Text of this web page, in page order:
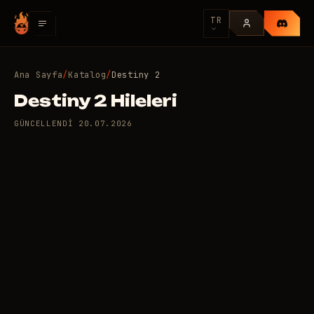
TR
Ana Sayfa/Katalog/Destiny 2
Destiny 2 Hileleri
GÜNCELLENDI 20.07.2026